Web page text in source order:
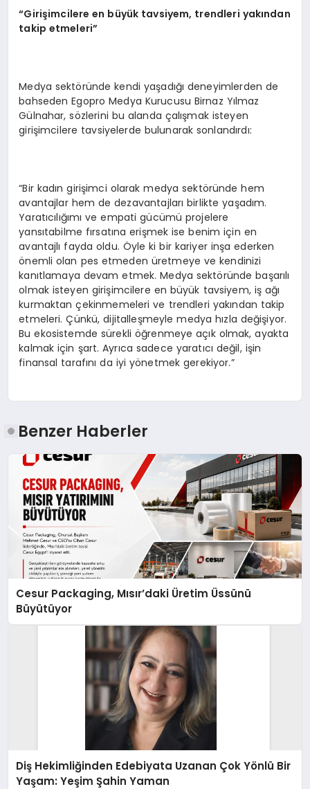
“Girişimcilere en büyük tavsiyem, trendleri yakından
takip etmeleri”
Medya sektöründe kendi yaşadığı deneyimlerden de
bahseden Egopro Medya Kurucusu Birnaz Yılmaz
Gülnahar, sözlerini bu alanda çalışmak isteyen
girişimcilere tavsiyelerde bulunarak sonlandırdı:
“Bir kadın girişimci olarak medya sektöründe hem
avantajlar hem de dezavantajları birlikte yaşadım.
Yaratıcılığımı ve empati gücümü projelere
yansıtabilme fırsatına erişmek ise benim için en
avantajlı fayda oldu. Öyle ki bir kariyer inşa ederken
önemli olan pes etmeden üretmeye ve kendinizi
kanıtlamaya devam etmek. Medya sektöründe başarılı
olmak isteyen girişimcilere en büyük tavsiyem, iş ağı
kurmaktan çekinmemeleri ve trendleri yakından takip
etmeleri. Çünkü, dijitalleşmeyle medya hızla değişiyor.
Bu ekosistemde sürekli öğrenmeye açık olmak, ayakta
kalmak için şart. Ayrıca sadece yaratıcı değil, işin
finansal tarafını da iyi yönetmek gerekiyor.”
Benzer Haberler
Cesur Packaging, Mısır’daki Üretim Üssünü
Büyütüyor
Diş Hekimliğinden Edebiyata Uzanan Çok Yönlü Bir
Yaşam: Yeşim Şahin Yaman